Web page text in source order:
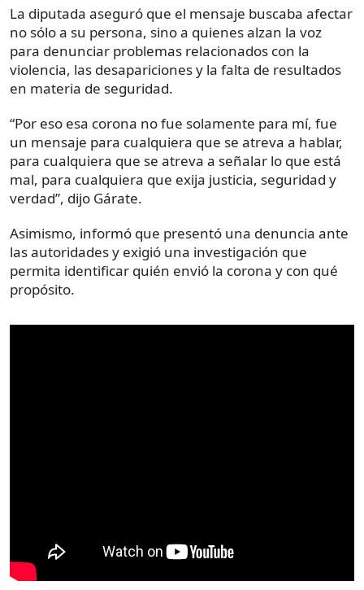
La diputada aseguró que el mensaje buscaba afectar
no sólo a su persona, sino a quienes alzan la voz
para denunciar problemas relacionados con la
violencia, las desapariciones y la falta de resultados
en materia de seguridad.
“Por eso esa corona no fue solamente para mí, fue
un mensaje para cualquiera que se atreva a hablar,
para cualquiera que se atreva a señalar lo que está
mal, para cualquiera que exija justicia, seguridad y
verdad”, dijo Gárate.
Asimismo, informó que presentó una denuncia ante
las autoridades y exigió una investigación que
permita identificar quién envió la corona y con qué
propósito.